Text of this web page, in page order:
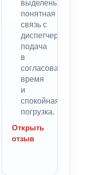
выделены
понятная
связь с
диспетчером,
подача
в
согласованное
время
и
спокойная
погрузка.
Открыть
отзыв